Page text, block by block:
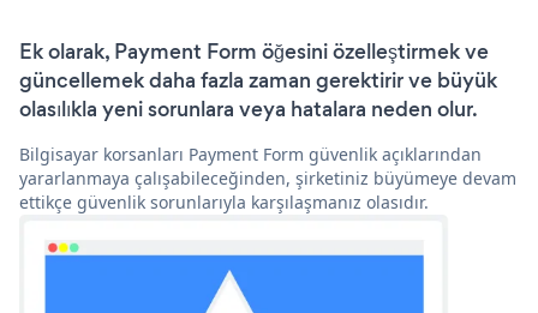
Ek olarak, Payment Form öğesini özelleştirmek ve
güncellemek daha fazla zaman gerektirir ve büyük
olasılıkla yeni sorunlara veya hatalara neden olur.
Bilgisayar korsanları Payment Form güvenlik açıklarından
yararlanmaya çalışabileceğinden, şirketiniz büyümeye devam
ettikçe güvenlik sorunlarıyla karşılaşmanız olasıdır.